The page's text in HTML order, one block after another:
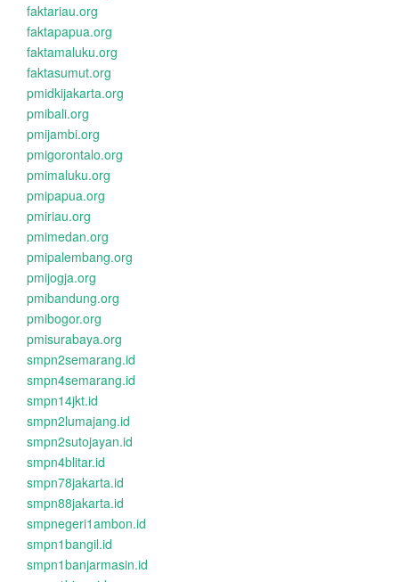
faktariau.org
faktapapua.org
faktamaluku.org
faktasumut.org
pmidkijakarta.org
pmibali.org
pmijambi.org
pmigorontalo.org
pmimaluku.org
pmipapua.org
pmiriau.org
pmimedan.org
pmipalembang.org
pmijogja.org
pmibandung.org
pmibogor.org
pmisurabaya.org
smpn2semarang.id
smpn4semarang.id
smpn14jkt.id
smpn2lumajang.id
smpn2sutojayan.id
smpn4blitar.id
smpn78jakarta.id
smpn88jakarta.id
smpnegeri1ambon.id
smpn1bangil.id
smpn1banjarmasin.id